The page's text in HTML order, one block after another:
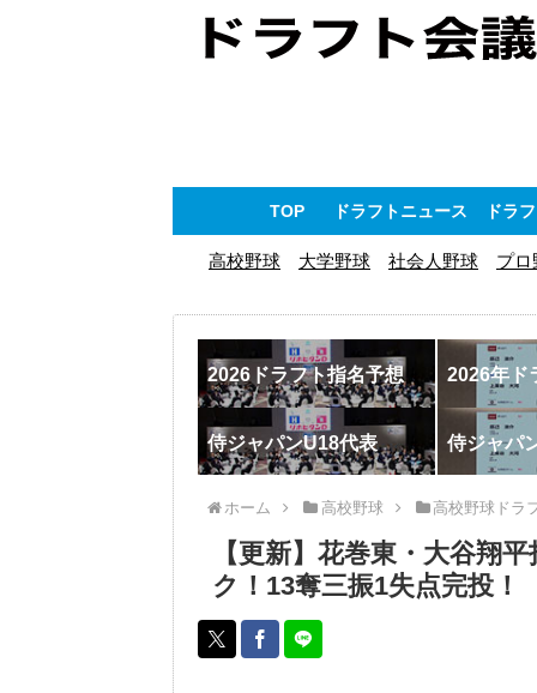
TOP ドラフトニュース ドラ
高校野球 大学野球 社会人野球 プロ
2026ドラフト指名予想 2026年ド
侍ジャパンU18代表 侍ジャパ
ホーム 高校野球 高校野球ドラ
【更新】花巻東・大谷翔
ク！13奪三振1失点完投！